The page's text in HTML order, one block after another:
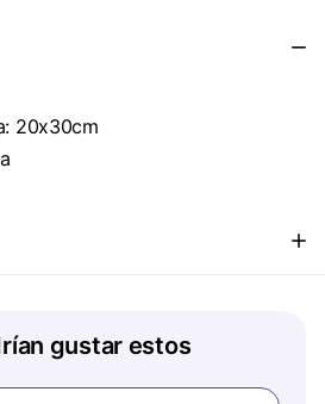
20x30cm
gustar estos